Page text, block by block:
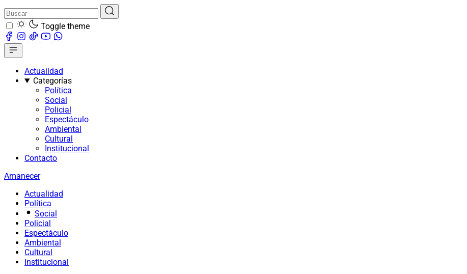
Toggle theme
Actualidad
Categorías
Política
Social
Policial
Espectáculo
Ambiental
Cultural
Institucional
Contacto
Amanecer
Actualidad
Política
Social
Policial
Espectáculo
Ambiental
Cultural
Institucional